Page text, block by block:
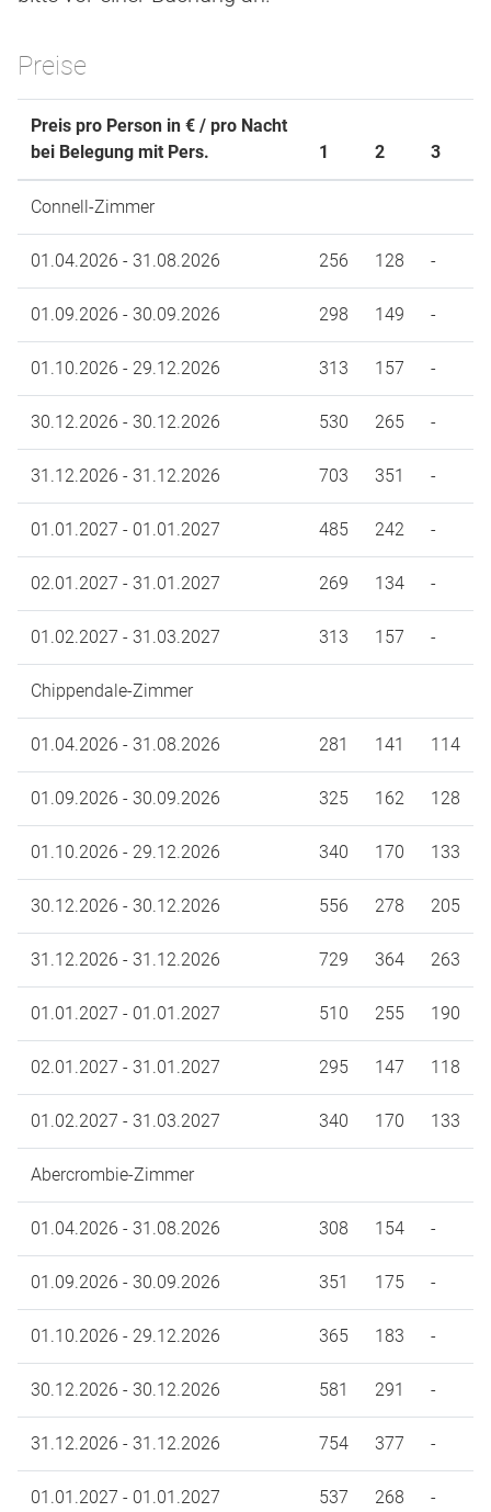
Preise
Preis pro Person in € / pro Nacht
bei Belegung mit Pers.
1 2 3
Connell-Zimmer
01.04.2026 - 31.08.2026 256 128 -
01.09.2026 - 30.09.2026 298 149 -
01.10.2026 - 29.12.2026 313 157 -
30.12.2026 - 30.12.2026 530 265 -
31.12.2026 - 31.12.2026 703 351 -
01.01.2027 - 01.01.2027 485 242 -
02.01.2027 - 31.01.2027 269 134 -
01.02.2027 - 31.03.2027 313 157 -
Chippendale-Zimmer
01.04.2026 - 31.08.2026 281 141 114
01.09.2026 - 30.09.2026 325 162 128
01.10.2026 - 29.12.2026 340 170 133
30.12.2026 - 30.12.2026 556 278 205
31.12.2026 - 31.12.2026 729 364 263
01.01.2027 - 01.01.2027 510 255 190
02.01.2027 - 31.01.2027 295 147 118
01.02.2027 - 31.03.2027 340 170 133
Abercrombie-Zimmer
01.04.2026 - 31.08.2026 308 154 -
01.09.2026 - 30.09.2026 351 175 -
01.10.2026 - 29.12.2026 365 183 -
30.12.2026 - 30.12.2026 581 291 -
31.12.2026 - 31.12.2026 754 377 -
01.01.2027 - 01.01.2027 537 268 -